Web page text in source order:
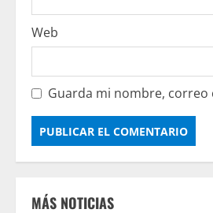
Web
Guarda mi nombre, correo
MÁS NOTICIAS